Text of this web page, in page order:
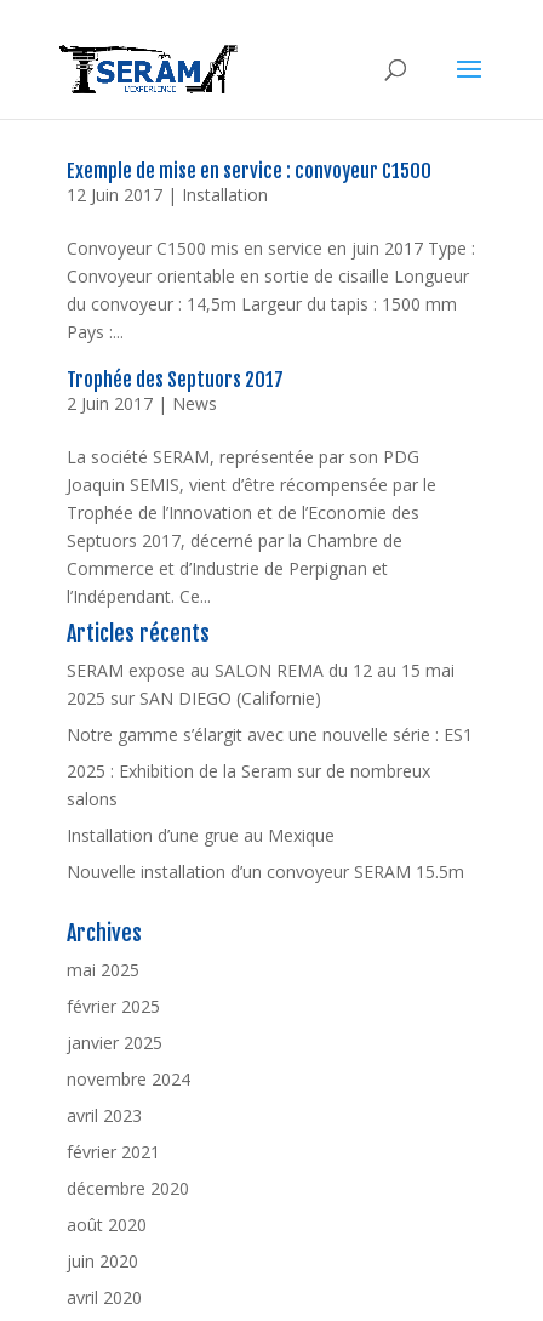
Exemple de mise en service : convoyeur C1500
12 Juin 2017| Installation
Convoyeur C1500 mis en service en juin 2017 Type :
Convoyeur orientable en sortie de cisaille Longueur
du convoyeur : 14,5m Largeur du tapis : 1500 mm
Pays :...
Trophée des Septuors 2017
2 Juin 2017| News
La société SERAM, représentée par son PDG
Joaquin SEMIS, vient d’être récompensée par le
Trophée de l’Innovation et de l’Economie des
Septuors 2017, décerné par la Chambre de
Commerce et d’Industrie de Perpignan et
l’Indépendant. Ce...
Articles récents
SERAM expose au SALON REMA du 12 au 15 mai
2025 sur SAN DIEGO (Californie)
Notre gamme s’élargit avec une nouvelle série : ES1
2025 : Exhibition de la Seram sur de nombreux
salons
Installation d’une grue au Mexique
Nouvelle installation d’un convoyeur SERAM 15.5m
Archives
mai 2025
février 2025
janvier 2025
novembre 2024
avril 2023
février 2021
décembre 2020
août 2020
juin 2020
avril 2020